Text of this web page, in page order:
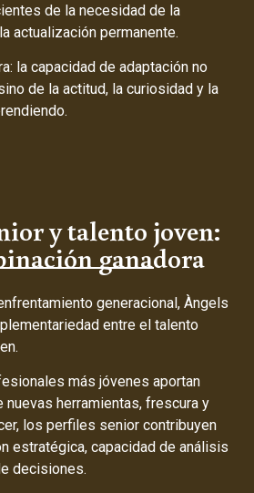
de la necesidad de la
actualización permanente.
la capacidad de adaptación no
de la actitud, la curiosidad y la
y talento joven:
ganadora
generacional, Àngels
entre el talento
más jóvenes aportan
herramientas, frescura y
los perfiles senior contribuyen
estratégica, capacidad de análisis
decisiones.